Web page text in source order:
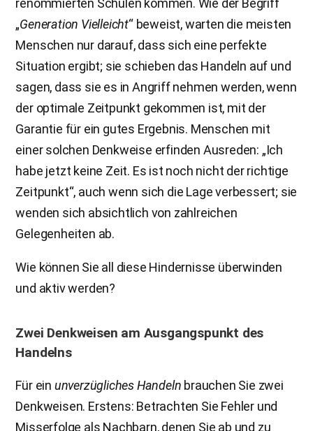
renommierten Schulen kommen. Wie der Begriff
„Generation Vielleicht“ beweist, warten die meisten
Menschen nur darauf, dass sich eine perfekte
Situation ergibt; sie schieben das Handeln auf und
sagen, dass sie es in Angriff nehmen werden, wenn
der optimale Zeitpunkt gekommen ist, mit der
Garantie für ein gutes Ergebnis. Menschen mit
einer solchen Denkweise erfinden Ausreden: „Ich
habe jetzt keine Zeit. Es ist noch nicht der richtige
Zeitpunkt“, auch wenn sich die Lage verbessert; sie
wenden sich absichtlich von zahlreichen
Gelegenheiten ab.
Wie können Sie all diese Hindernisse überwinden
und aktiv werden?
Zwei Denkweisen am Ausgangspunkt des
Handelns
Für ein unverzügliches Handeln brauchen Sie zwei
Denkweisen. Erstens: Betrachten Sie Fehler und
Misserfolge als Nachbarn, denen Sie ab und zu